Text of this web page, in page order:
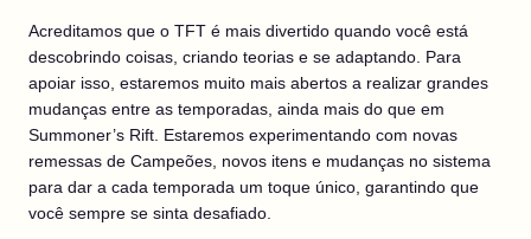
Acreditamos que o TFT é mais divertido quando você está
descobrindo coisas, criando teorias e se adaptando. Para
apoiar isso, estaremos muito mais abertos a realizar grandes
mudanças entre as temporadas, ainda mais do que em
Summoner’s Rift. Estaremos experimentando com novas
remessas de Campeões, novos itens e mudanças no sistema
para dar a cada temporada um toque único, garantindo que
você sempre se sinta desafiado.